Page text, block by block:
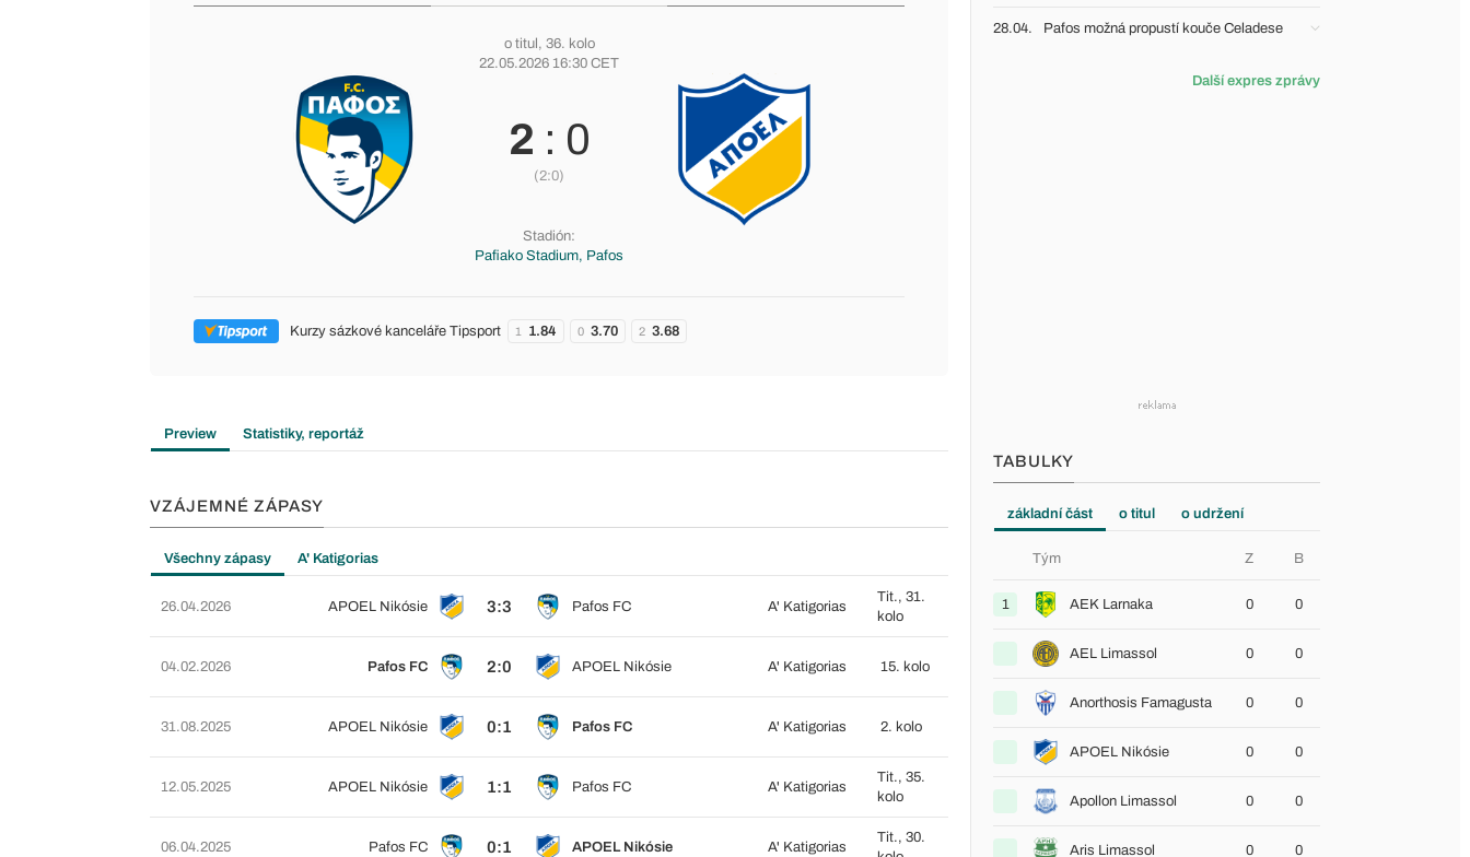
o titul , 36. kolo
22.05.2026 16:30 CET
2 : 0
(2:0)
Stadión:
Pafiako Stadium, Pafos
Kurzy sázkové kanceláře Tipsport 1 1.84 0 3.70 2 3.68
Preview Statistiky, reportáž
VZÁJEMNÉ ZÁPASY
Všechny zápasy A' Katigorias
26.04.2026 APOEL Nikósie 3:3 Pafos FC A' Katigorias
Tit., 31.
kolo
04.02.2026 Pafos FC 2:0 APOEL Nikósie A' Katigorias 15. kolo
31.08.2025 APOEL Nikósie 0:1 Pafos FC A' Katigorias 2. kolo
12.05.2025 APOEL Nikósie 1:1 Pafos FC A' Katigorias
Tit., 35.
kolo
06.04.2025 Pafos FC 0:1 APOEL Nikósie A' Katigorias
Tit., 30.
28.04. Pafos možná propustí kouče Celadese
Další expres zprávy
TABULKY
základní část o titul o udržení
Tým Z B
1 AEK Larnaka 0 0
AEL Limassol 0 0
Anorthosis Famagusta 0 0
APOEL Nikósie 0 0
Apollon Limassol 0 0
Aris Limassol 0 0